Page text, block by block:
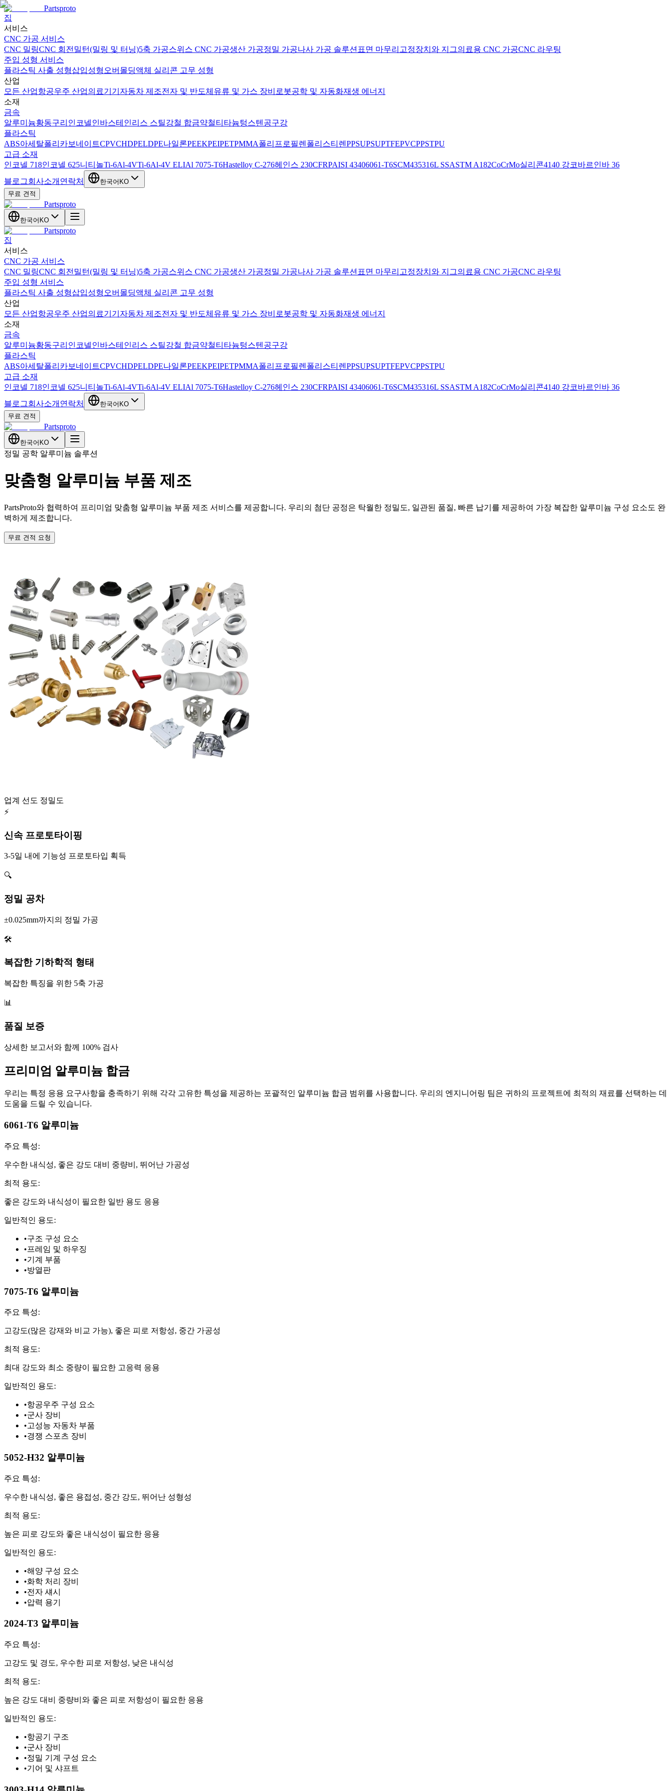
Partsproto
집
서비스
CNC 가공 서비스
CNC 밀링CNC 회전 밀턴(밀링 및 터닝)5축 가공스위스 CNC 가공생산 가공정밀 가공나사 가공 솔루션 표면 마무리 고정장치와 지그의료용 CNC 가공CNC 라우팅
주입 성형 서비스
플라스틱 사출 성형삽입성형 오버몰딩액체 실리콘 고무 성형
산업
모든 산업항공우주 산업의료기기 자동차 제조전자 및 반도체 유류 및 가스 장비 로봇공학 및 자동화재생 에너지
소재
금속
알루미늄황동구리 인코넬인바스테인리스 스틸강철 합금약철티타늄텅스텐 공구강
플라스틱
ABS아세탈폴리카보네이트CPVCHDPELDPE나일론PEEKPEIPETPMMA폴리프로필렌 폴리스티렌 PPSUPSUPTFEPVCPPSTPU
고급 소재
인코넬 718인코넬 625니티놀Ti-6Al-4VTi-6Al-4V ELIAl 7075-T6Hastelloy C-276헤인스 230CFRPAISI 43406061-T6SCM435316L SSASTM A182CoCrMo실리콘4140 강코바르인바 36
블로그회사소개 연락처 한국어 KO
무료 견적
Partsproto
한국어 KO
Partsproto
집
서비스
CNC 가공 서비스
CNC 밀링CNC 회전 밀턴(밀링 및 터닝)5축 가공스위스 CNC 가공생산 가공정밀 가공나사 가공 솔루션 표면 마무리 고정장치와 지그의료용 CNC 가공CNC 라우팅
주입 성형 서비스
플라스틱 사출 성형삽입성형 오버몰딩액체 실리콘 고무 성형
산업
모든 산업항공우주 산업의료기기 자동차 제조전자 및 반도체 유류 및 가스 장비 로봇공학 및 자동화재생 에너지
소재
금속
알루미늄황동구리 인코넬인바스테인리스 스틸강철 합금약철티타늄텅스텐 공구강
플라스틱
ABS아세탈폴리카보네이트CPVCHDPELDPE나일론PEEKPEIPETPMMA폴리프로필렌 폴리스티렌 PPSUPSUPTFEPVCPPSTPU
고급 소재
인코넬 718인코넬 625니티놀Ti-6Al-4VTi-6Al-4V ELIAl 7075-T6Hastelloy C-276헤인스 230CFRPAISI 43406061-T6SCM435316L SSASTM A182CoCrMo실리콘4140 강코바르인바 36
블로그회사소개 연락처 한국어 KO
무료 견적
Partsproto
한국어 KO
정밀 공학 알루미늄 솔루션
맞춤형 알루미늄 부품 제조
PartsProto와 협력하여 프리미엄 맞춤형 알루미늄 부품 제조 서비스를 제공합니다. 우리의 첨단 공정은 탁월한 정밀도, 일관된 품질, 빠른 납기를 제공하여 가장 복잡한 알루미늄 구성 요소도 완
벽하게 제조합니다.
무료 견적 요청
업계 선도 정밀도
⚡
신속 프로토타이핑
3-5일 내에 기능성 프로토타입 획득
🔍
정밀 공차
±0.025mm까지의 정밀 가공
🛠️
복잡한 기하학적 형태
복잡한 특징을 위한 5축 가공
📊
품질 보증
상세한 보고서와 함께 100% 검사
프리미엄 알루미늄 합금
우리는 특정 응용 요구사항을 충족하기 위해 각각 고유한 특성을 제공하는 포괄적인 알루미늄 합금 범위를 사용합니다. 우리의 엔지니어링 팀은 귀하의 프로젝트에 최적의 재료를 선택하는 데
도움을 드릴 수 있습니다.
6061-T6 알루미늄
주요 특성:
우수한 내식성, 좋은 강도 대비 중량비, 뛰어난 가공성
최적 용도:
좋은 강도와 내식성이 필요한 일반 용도 응용
일반적인 용도:
•구조 구성 요소
•프레임 및 하우징
•기계 부품
•방열판
7075-T6 알루미늄
주요 특성:
고강도(많은 강재와 비교 가능), 좋은 피로 저항성, 중간 가공성
최적 용도:
최대 강도와 최소 중량이 필요한 고응력 응용
일반적인 용도:
•항공우주 구성 요소
•군사 장비
•고성능 자동차 부품
•경쟁 스포츠 장비
5052-H32 알루미늄
주요 특성:
우수한 내식성, 좋은 용접성, 중간 강도, 뛰어난 성형성
최적 용도:
높은 피로 강도와 좋은 내식성이 필요한 응용
일반적인 용도:
•해양 구성 요소
•화학 처리 장비
•전자 섀시
•압력 용기
2024-T3 알루미늄
주요 특성:
고강도 및 경도, 우수한 피로 저항성, 낮은 내식성
최적 용도:
높은 강도 대비 중량비와 좋은 피로 저항성이 필요한 응용
일반적인 용도:
•항공기 구조
•군사 장비
•정밀 기계 구성 요소
•기어 및 샤프트